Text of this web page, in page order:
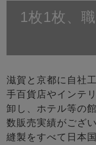
1枚1枚、
滋賀と京都に自社
手百貨店やインテ
卸し、ホテル等の
数販売実績がござ
縫製をすべて日本